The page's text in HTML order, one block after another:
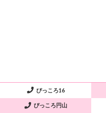
ぴっころ16
ぴっころ円山